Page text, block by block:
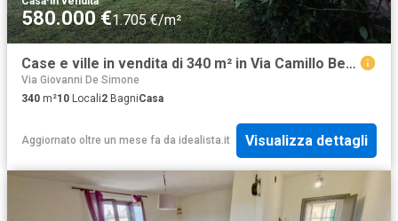
580.000 €1.705 €/m²
Case e ville in vendita di 340 m² in Via Camillo Benso Cavour Arena Metato
Via Giovanni De Simone
340 m²10 Locali2 BagniCasa
Aggiornato oltre un mese fa da idealista.it Visualizza dettagli